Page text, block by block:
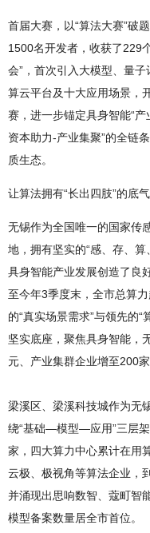
首届大赛，以“算法大赛”破
1500名开发者，收获了229
会”，首次引入大模型、量
算云平台及十大应用场景，
赛，进一步锚定具身智能“
资本助力-产业集聚”的全链
质生态。
让算法拥有“长出四肢”的底气
无锡作为全国唯一的国家传
地，拥有坚实的“感、存、
具身智能产业发展创造了良
至今年3季度末，全市总算
的“真实场景需求”与领先的
坚实底座，聚焦具身智能，
元、产业集群企业增至200
梁溪区、梁溪科技城作为无
绕“基础—模型—应用”三层
家，四大算力中心累计在用
云极、极视角等算法企业，
并涌现出思响数智、蔻町智
模型备案数量居全市首位。